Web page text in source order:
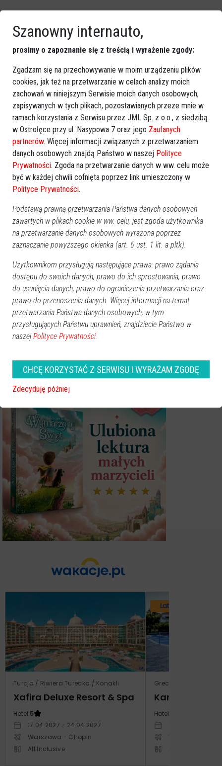
Spłonął samochód na trasie
Przytuły Nowe - Łątczyn
Olszewo Borki: Spłonął dach
w budynku gospodarczym
Łyse: Płonął samochód
osobowy
Ulica Łęczysk: Pożar
samochodu dostawczego
Pożar w firmie Wega:
Spaleniu uległo wnętrze hali
Turcja / Riwiera Turecka / Konakli
Xafira Deluxe Resort & Spa
Hotel:5
17.04.2027 - 24.04.2027
Warszawa - Chopin
All Inclusive
Lato 2026
Grecja / Samos /
Kampos
Hotel:
Warszawa -
Szanowny internauto,
prosimy o zapoznanie się z treścią i wyrażenie zgody:
Zgadzam się na przechowywanie w moim urządzeniu plików
cookies, jak też na przetwarzanie w celach analizy moich
zachowań w niniejszym Serwisie moich danych osobowych,
zapisywanych w tych plikach, pozostawianych przeze mnie w
ramach korzystania z Serwisu przez JML Sp. z o.o., z siedzibą
w Ostrołęce przy ul. Nasypowa 7 oraz jego Zaufanych
partnerów. Więcej informacji związanych z przetwarzaniem
danych osobowych znajdą Państwo w naszej Polityce
Prywatności. Zgoda na przetwarzanie danych w ww. celu może
być w każdej chwili cofnięta poprzez link umieszczony w
Polityce Prywatności.
Podstawą prawną przetwarzania Państwa danych osobowych
zawartych w plikach cookie w ww. celu, jest zgoda użytkownika
na przetwarzanie danych osobowych wyrażona poprzez
zaznaczanie powyższego okienka (art. 6 ust. 1 lit. a pltk).
Użytkownikom przysługują następujące prawa: prawo żądania
dostępu do swoich danych, prawo do ich sprostowania, prawo
do usunięcia danych, prawo do ograniczenia przetwarzania oraz
prawo do przenoszenia danych. Więcej informacji na temat
przetwarzania Państwa danych osobowych, w tym
przysługujących Państwu uprawnień, znajdziecie Państwo w
naszej Polityce Prywatności.
CHCĘ KORZYSTAĆ Z SERWISU I WYRAŻAM ZGODĘ
Zdecyduję później